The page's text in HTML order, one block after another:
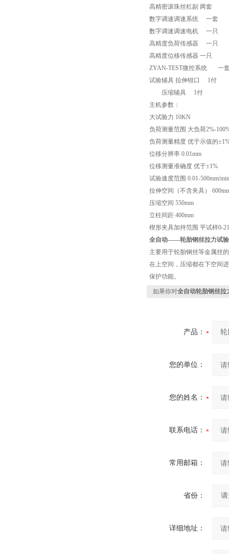
高精密滚珠丝杠副 两套
数字调速调速系统 一套
数字调速调速电机 一只
高精度负荷传感器 一只
高精度位移传感器 一只
ZYAN-TEST微控系统 一
试验辅具 拉伸钳口 1付
压缩辅具 1付
主机参数：
大试验力 10KN
负荷测量范围 大负荷2%-
负荷测量精度 优于示值的
位移分辨率 0.01mm
位移测量准确度 优于±1%
试验速度范围 0.01-500mm/min
拉伸空间（不含夹具）
压缩空间 550mm
立柱间距 400mm
楔形夹具加持范围 平试样0-
全自动——轮胎钢丝拉力试
主要用于轮胎钢丝等金属丝
在上空间，压缩都在下空间
保护功能。
如果你对全自动轮胎钢丝拉
产品：
您的单位：
您的姓名：
联系电话：
常用邮箱：
省份：
详细地址：